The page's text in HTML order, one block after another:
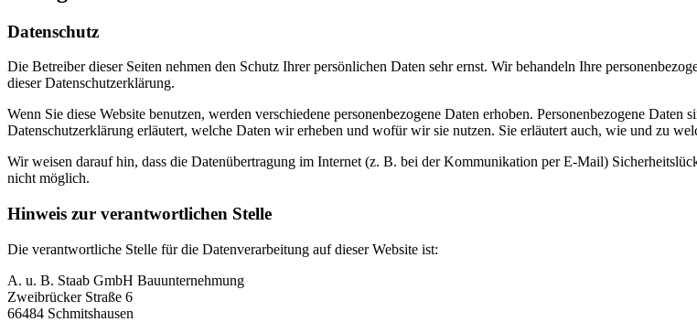
Datenschutz
Die Betreiber dieser Seiten nehmen den Schutz Ihrer persönlichen Daten sehr ernst. Wir behandeln Ihre
dieser Datenschutzerklärung.
Wenn Sie diese Website benutzen, werden verschiedene personenbezogene Daten erhoben. Personenbezogene
Datenschutzerklärung erläutert, welche Daten wir erheben und wofür wir sie nutzen. Sie erläutert auch, wie und zu
Wir weisen darauf hin, dass die Datenübertragung im Internet (z. B. bei der Kommunikation per E-Mail)
nicht möglich.
Hinweis zur verantwortlichen Stelle
Die verantwortliche Stelle für die Datenverarbeitung auf dieser Website ist:
A. u. B. Staab GmbH Bauunternehmung
Zweibrücker Straße 6
66484 Schmitshausen